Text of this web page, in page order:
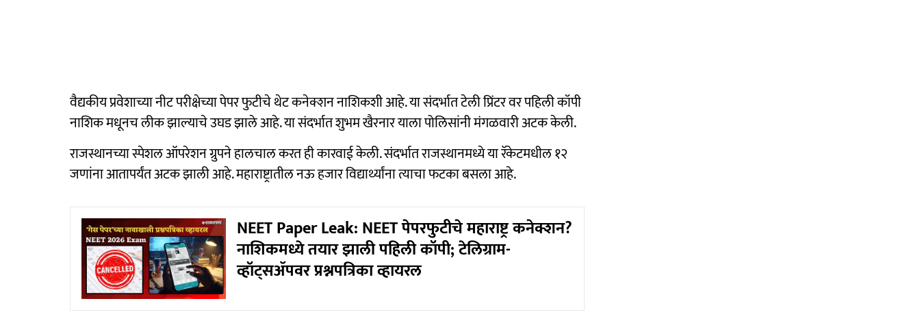
वैद्यकीय प्रवेशाच्या नीट परीक्षेच्या पेपर फुटीचे थेट कनेक्शन नाशिकशी आहे. या संदर्भात टेली प्रिंटर वर पहिली कॉपी
नाशिक मधूनच लीक झाल्याचे उघड झाले आहे. या संदर्भात शुभम खैरनार याला पोलिसांनी मंगळवारी अटक केली.
राजस्थानच्या स्पेशल ऑपरेशन ग्रुपने हालचाल करत ही कारवाई केली. संदर्भात राजस्थानमध्ये या रॅकेटमधील १२
जणांना आतापर्यंत अटक झाली आहे. महाराष्ट्रातील नऊ हजार विद्यार्थ्यांना त्याचा फटका बसला आहे.
NEET Paper Leak: NEET पेपरफुटीचे महाराष्ट्र कनेक्शन?
नाशिकमध्ये तयार झाली पहिली कॉपी; टेलिग्राम-
व्हॉट्सॲपवर प्रश्नपत्रिका व्हायरल